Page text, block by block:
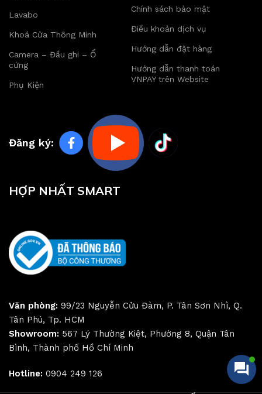
Lavabo
Khoá Cửa Thông Minh
Camera – Đầu ghi – Ổ
cứng
Phụ Kiện
Chính sách bảo mật
Điều khoản dịch vụ
Hướng dẫn đặt hàng
Hướng dẫn thanh toán
VNPAY trên Website
Đăng ký:
HỢP NHẤT SMART
Văn phòng: 99/23 Nguyễn Cửu Đàm, P. Tân Sơn Nhì, Q.
Tân Phú, Tp. HCM
Showroom: 567 Lý Thường Kiệt, Phường 8, Quận Tân
Bình, Thành phố Hồ Chí Minh
Hotline: 0904 249 126